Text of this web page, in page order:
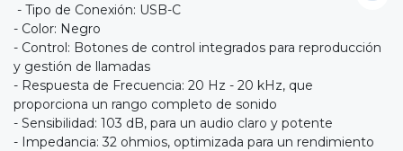
- Tipo de Conexión: USB-C
- Color: Negro
- Control: Botones de control integrados para reproducción
y gestión de llamadas
- Respuesta de Frecuencia: 20 Hz - 20 kHz, que
proporciona un rango completo de sonido
- Sensibilidad: 103 dB, para un audio claro y potente
- Impedancia: 32 ohmios, optimizada para un rendimiento